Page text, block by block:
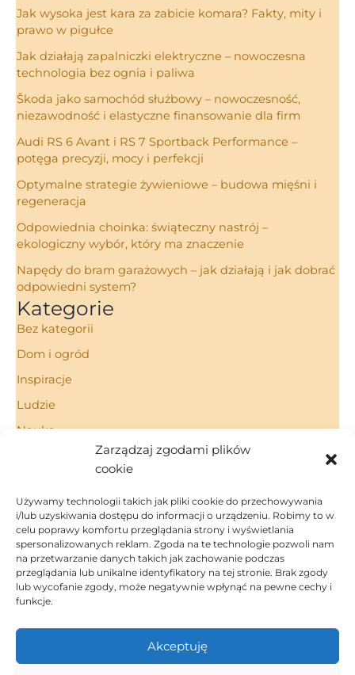
Zarządzaj zgodami plików
cookie
Używamy technologii takich jak pliki cookie do przechowywania
i/lub uzyskiwania dostępu do informacji o urządzeniu. Robimy to w
celu poprawy komfortu przeglądania strony i wyświetlania
spersonalizowanych reklam. Zgoda na te technologie pozwoli nam
na przetwarzanie danych takich jak zachowanie podczas
przeglądania lub unikalne identyfikatory na tej stronie. Brak zgody
lub wycofanie zgody, może negatywnie wpłynąć na pewne cechy i
funkcje.
Akceptuję
Jak wysoka jest kara za zabicie komara? Fakty, mity i
prawo w pigułce
Jak działają zapalniczki elektryczne – nowoczesna
technologia bez ognia i paliwa
Škoda jako samochód służbowy – nowoczesność,
niezawodność i elastyczne finansowanie dla firm
Audi RS 6 Avant i RS 7 Sportback Performance –
potęga precyzji, mocy i perfekcji
Optymalne strategie żywieniowe – budowa mięśni i
regeneracja
Odpowiednia choinka: świąteczny nastrój –
ekologiczny wybór, który ma znaczenie
Napędy do bram garażowych – jak działają i jak dobrać
odpowiedni system?
Kategorie
Bez kategorii
Dom i ogród
Inspiracje
Ludzie
Nauka
Strona Główna
Regulamin
Polityka Prywatności
Polityka Cookies
Inspiracje